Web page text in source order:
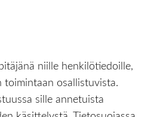
niille henkilötiedoille,
toimintaan osallistuvista.
sille annetuista